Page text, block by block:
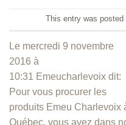
This entry was
Le mercredi 9 novembre
2016 à
10:31 Emeucharlevoix dit:
Pour vous procurer les
produits Emeu Charlevoix
Québec, vous avez dans